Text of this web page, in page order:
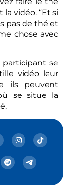
vidéo. “Et si
pas de thé et
chose avec
se
vidéo leur
ils peuvent
se situe la